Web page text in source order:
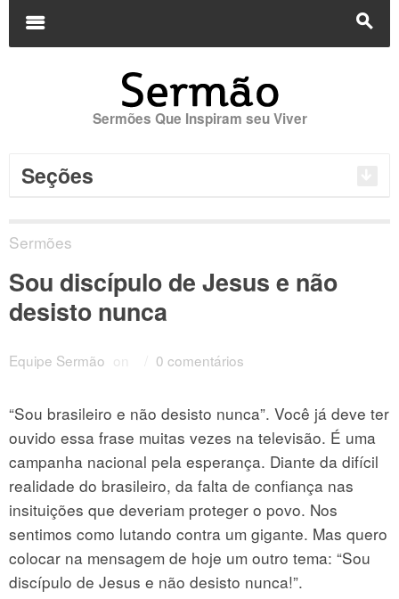
s
m
Sermões Que Inspiram seu Viver
Seções
Sermões
Sou discípulo de Jesus e não
desisto nunca
Equipe Sermão on 0 comentários
“Sou brasileiro e não desisto nunca”. Você já deve ter
ouvido essa frase muitas vezes na televisão. É uma
campanha nacional pela esperança. Diante da difícil
realidade do brasileiro, da falta de confiança nas
insituições que deveriam proteger o povo. Nos
sentimos como lutando contra um gigante. Mas quero
colocar na mensagem de hoje um outro tema: “Sou
discípulo de Jesus e não desisto nunca!”.